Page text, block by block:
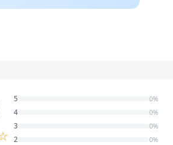
5 0%
4 0%
3 0%
2 0%